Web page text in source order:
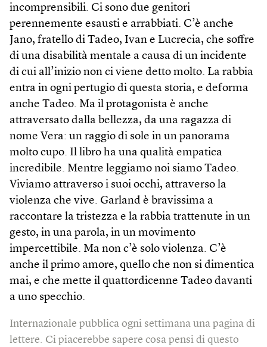
incomprensibili. Ci sono due genitori
perennemente esausti e arrabbiati. C’è anche
Jano, fratello di Tadeo, Ivan e Lucrecia, che soffre
di una disabilità mentale a causa di un incidente
di cui all’inizio non ci viene detto molto. La rabbia
entra in ogni pertugio di questa storia, e deforma
anche Tadeo. Ma il protagonista è anche
attraversato dalla bellezza, da una ragazza di
nome Vera: un raggio di sole in un panorama
molto cupo. Il libro ha una qualità empatica
incredibile. Mentre leggiamo noi siamo Tadeo.
Viviamo attraverso i suoi occhi, attraverso la
violenza che vive. Garland è bravissima a
raccontare la tristezza e la rabbia trattenute in un
gesto, in una parola, in un movimento
impercettibile. Ma non c’è solo violenza. C’è
anche il primo amore, quello che non si dimentica
mai, e che mette il quattordicenne Tadeo davanti
a uno specchio.
Internazionale pubblica ogni settimana una pagina di
lettere. Ci piacerebbe sapere cosa pensi di questo